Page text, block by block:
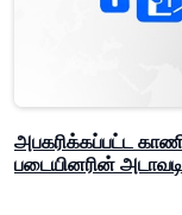
அபகரிக்கப்பட்ட
படையினரின்